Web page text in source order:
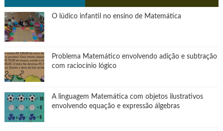
O lúdico infantil no ensino de Matemática
Problema Matemático envolvendo adição e subtração
com raciocínio lógico
A linguagem Matemática com objetos ilustrativos
envolvendo equação e expressão álgebras